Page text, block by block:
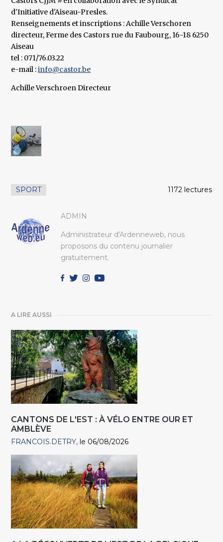
d'Initiative d'Aiseau-Presles.
Renseignements et inscriptions : Achille Verschoren
directeur, Ferme des Castors rue du Faubourg, 16-18 6250
Aiseau
tel : 071/76.03.22
e-mail :info@castor.be
Achille Verschroen Directeur
SPORT 1172 lectures
ADMIN
Administrateur d'Ardenneweb, nous
proposons du contenu journalier
gratuitement.
A LIRE AUSSI
CANTONS DE L'EST : À VÉLO ENTRE OUR ET
AMBLÈVE
FRANCOIS.DETRY le 06/08/2026